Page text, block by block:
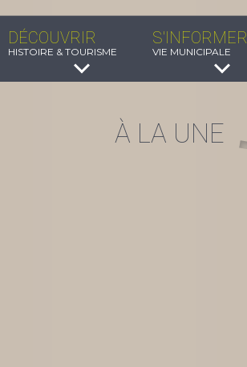
DÉCOUVRIR
HISTOIRE & TOURISME
S'INFORMER
VIE MUNICIPALE
À LA UNE